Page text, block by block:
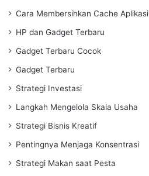
Cara Membersihkan Cache Aplikasi
HP dan Gadget Terbaru
Gadget Terbaru Cocok
Gadget Terbaru
Strategi Investasi
Langkah Mengelola Skala Usaha
Strategi Bisnis Kreatif
Pentingnya Menjaga Konsentrasi
Strategi Makan saat Pesta